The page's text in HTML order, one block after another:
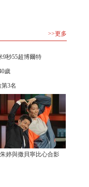
>>更多
9秒55超博爾特
歲
3名
朱婷與撒貝寧比心合影